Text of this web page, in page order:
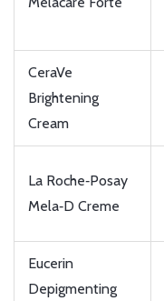
CeraVe
Brightening
Cream
La Roche‑Posay
Mela‑D Creme
Eucerin
Depigmenting